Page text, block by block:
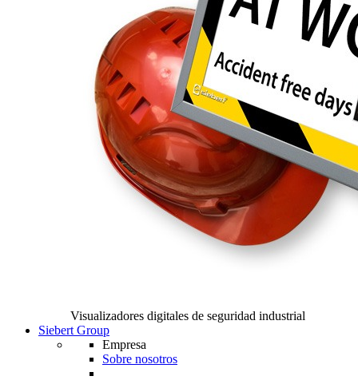
Visualizadores digitales de seguridad industrial
Siebert Group
Empresa
Sobre nosotros